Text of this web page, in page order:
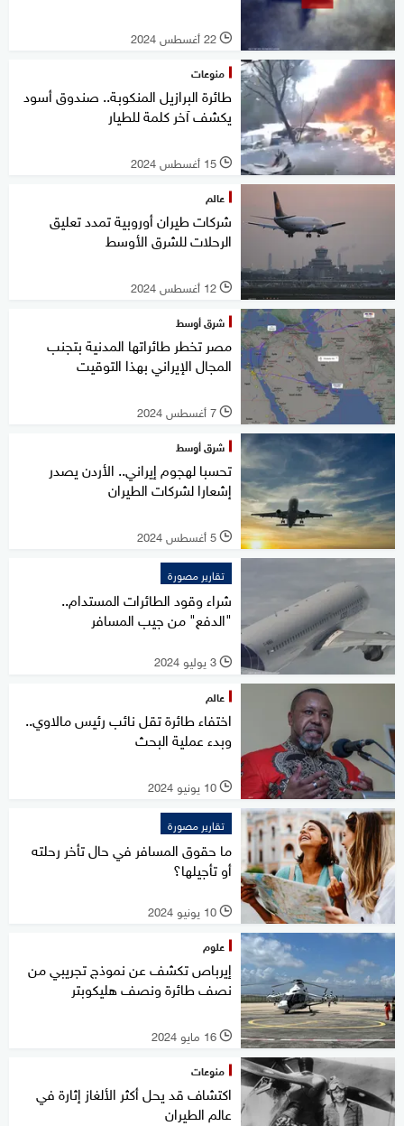
l 22 أغسطس 2024
منوعات
طائرة البرازيل المنكوبة.. صندوق أسود
يكشف آخر كلمة للطيار
l 15 أغسطس 2024
عالم
شركات طيران أوروبية تمدد تعليق
الرحلات للشرق الأوسط
l 12 أغسطس 2024
شرق أوسط
مصر تخطر طائراتها المدنية بتجنب
المجال الإيراني بهذا التوقيت
l 7 أغسطس 2024
شرق أوسط
تحسبا لهجوم إيراني.. الأردن يصدر
إشعارا لشركات الطيران
l 5 أغسطس 2024
تقارير مصورة
شراء وقود الطائرات المستدام..
"الدفع" من جيب المسافر
l 3 يوليو 2024
عالم
اختفاء طائرة تقل نائب رئيس مالاوي..
وبدء عملية البحث
l 10 يونيو 2024
تقارير مصورة
ما حقوق المسافر في حال تأخر رحلته
أو تأجيلها؟
l 10 يونيو 2024
علوم
إيرباص تكشف عن نموذج تجريبي من
نصف طائرة ونصف هليكوبتر
l 16 مايو 2024
منوعات
اكتشاف قد يحل أكثر الألغاز إثارة في
عالم الطيران